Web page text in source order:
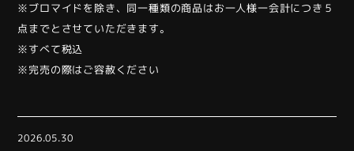
※ブロマイドを除き、同一種類の商品はお一人様一会計につき５
点までとさせていただきます。
※すべて税込
※完売の際はご容赦ください
2026.05.30